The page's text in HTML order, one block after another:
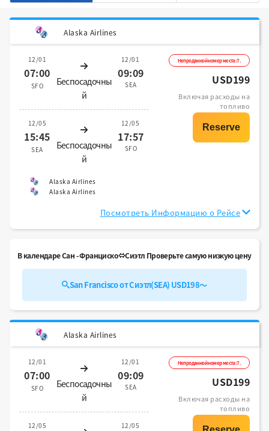
Alaska Airlines
12/01
07:00
SFO
Беспосадочны
й
12/01
09:09
SEA
12/05
15:45
SEA
Беспосадочны
й
12/05
17:57
SFO
Непроданной номер места:7.
USD199
Включая расходы на
топливо
Alaska Airlines
Alaska Airlines
Посмотреть Информацию о Рейсе
В календаре Сан - Франциско⇔Сиэтл Проверьте самую низкую цену
San Francisco от Сиэтл(SEA) USD198～
Alaska Airlines
12/01
07:00
SFO
Беспосадочны
й
12/01
09:09
SEA
12/05 12/05
Непроданной номер места:7.
USD199
Включая расходы на
топливо